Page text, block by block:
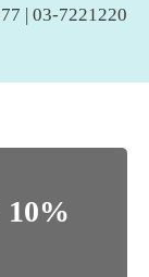
03-7221220 | 03-9778977